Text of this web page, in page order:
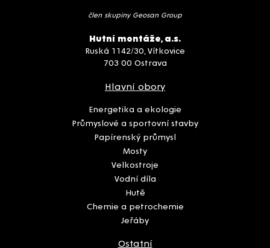
člen skupiny Geosan Group
Hutní montáže, a.s.
Ruská 1142/30, Vítkovice
703 00 Ostrava
Hlavní obory
Energetika a ekologie
Průmyslové a sportovní stavby
Papírenský průmysl
Mosty
Velkostroje
Vodní díla
Hutě
Chemie a petrochemie
Jeřáby
Ostatní